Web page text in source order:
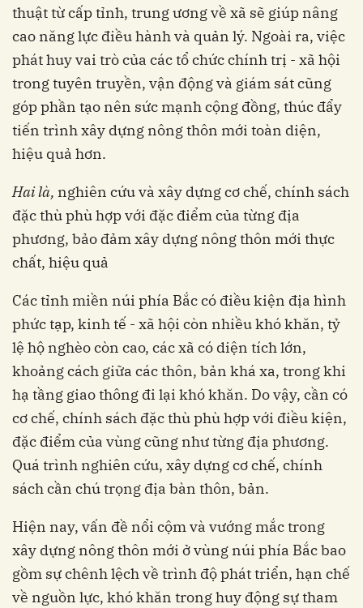
thuật từ cấp tỉnh, trung ương về xã sẽ giúp nâng
cao năng lực điều hành và quản lý. Ngoài ra, việc
phát huy vai trò của các tổ chức chính trị - xã hội
trong tuyên truyền, vận động và giám sát cũng
góp phần tạo nên sức mạnh cộng đồng, thúc đẩy
tiến trình xây dựng nông thôn mới toàn diện,
hiệu quả hơn.
Hai là, nghiên cứu và xây dựng cơ chế, chính sách
đặc thù phù hợp với đặc điểm của từng địa
phương, bảo đảm xây dựng nông thôn mới thực
chất, hiệu quả
Các tỉnh miền núi phía Bắc có điều kiện địa hình
phức tạp, kinh tế - xã hội còn nhiều khó khăn, tỷ
lệ hộ nghèo còn cao, các xã có diện tích lớn,
khoảng cách giữa các thôn, bản khá xa, trong khi
hạ tầng giao thông đi lại khó khăn. Do vậy, cần có
cơ chế, chính sách đặc thù phù hợp với điều kiện,
đặc điểm của vùng cũng như từng địa phương.
Quá trình nghiên cứu, xây dựng cơ chế, chính
sách cần chú trọng địa bàn thôn, bản.
Hiện nay, vấn đề nổi cộm và vướng mắc trong
xây dựng nông thôn mới ở vùng núi phía Bắc bao
gồm sự chênh lệch về trình độ phát triển, hạn chế
về nguồn lực, khó khăn trong huy động sự tham